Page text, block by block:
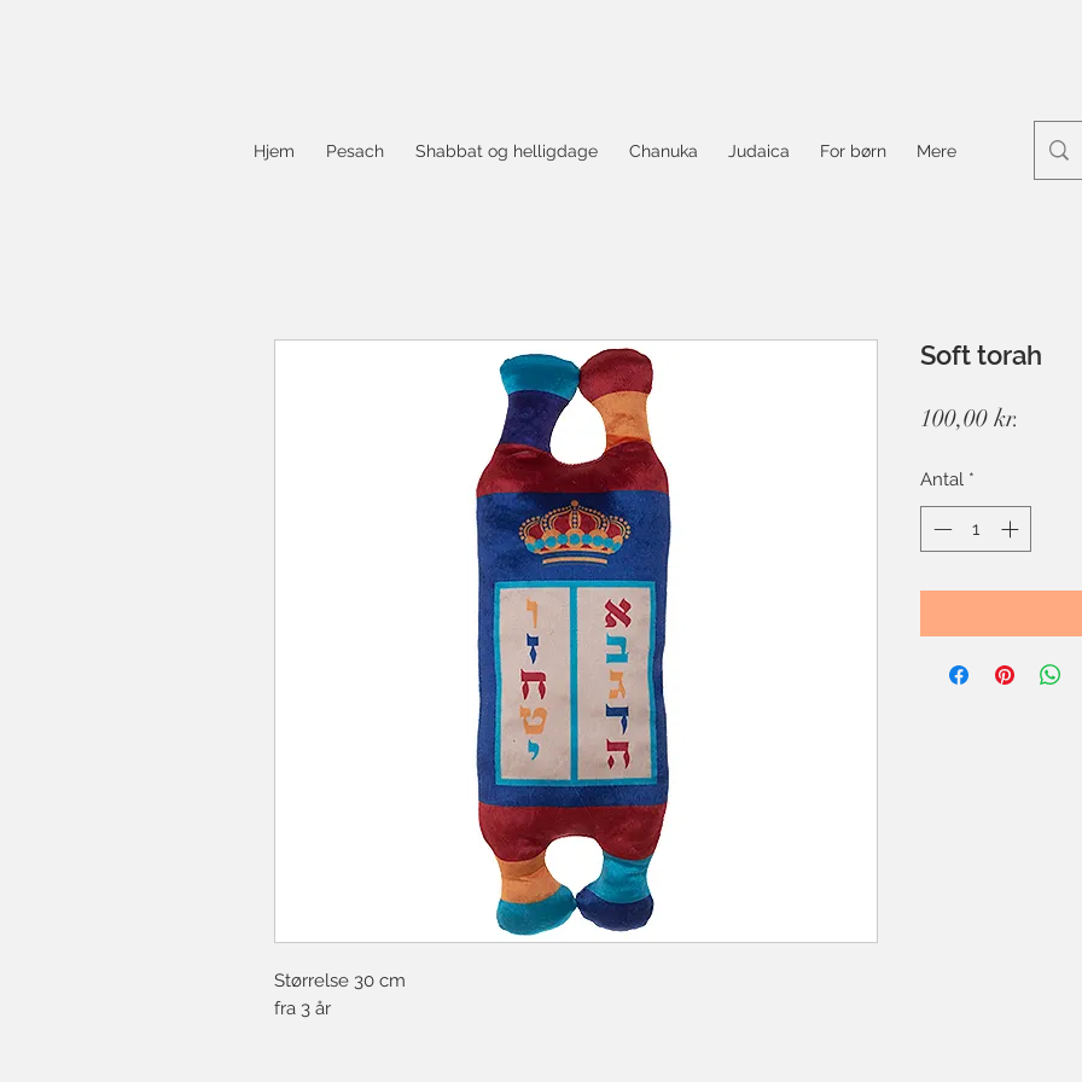
Hjem Pesach Shabbat og helligdage Chanuka Judaica For børn Mere
Størrelse 30 cm
fra 3 år
Soft torah
100,00 kr.
Antal *